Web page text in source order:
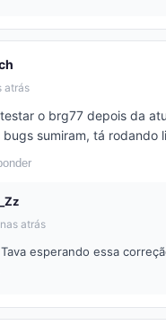
atrás
o brg77 depois da
sumiram, tá rodando
atrás
Tava esperando essa